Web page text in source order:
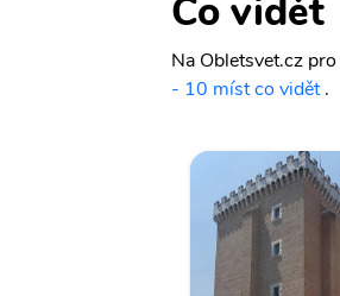
Co vidět
Na Obletsvet.cz
- 10 míst co vidět.